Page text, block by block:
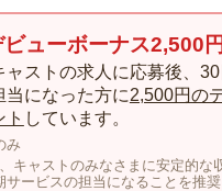
ビューボーナス2,500
ャストの求人に応募後、
当になった方に2,500円の
ト しています。
み
キャストのみなさまに安定的な
サービスの担当になることを推奨